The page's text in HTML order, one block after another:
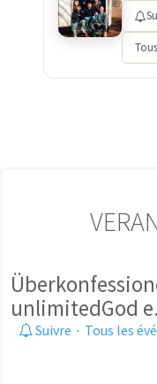
unlimitedGod
Suivre · Tous les